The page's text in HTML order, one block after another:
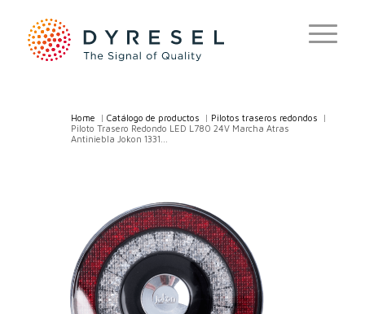
Home /Catálogo de productos Pilotos traseros redondos
Piloto Trasero Redondo LED L780 24V Marcha Atras
Antiniebla Jokon 1331...